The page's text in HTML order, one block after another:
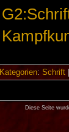
Kategorien: Schrift|
Diese Seite